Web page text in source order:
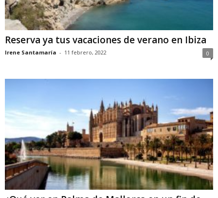
Reserva ya tus vacaciones de verano en Ibiza
Irene Santamaría - 11 febrero, 2022 0